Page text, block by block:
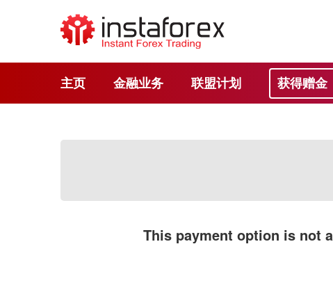
主页 金融业务 联盟计划 获得赠金
This payment option is not